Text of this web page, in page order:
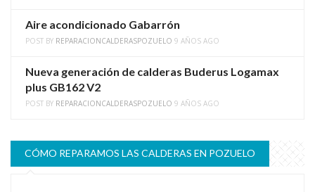
Aire acondicionado Gabarrón
POST BY REPARACIONCALDERASPOZUELO 9 AÑOS AGO
Nueva generación de calderas Buderus Logamax
plus GB162 V2
POST BY REPARACIONCALDERASPOZUELO 9 AÑOS AGO
CÓMO REPARAMOS LAS CALDERAS EN POZUELO